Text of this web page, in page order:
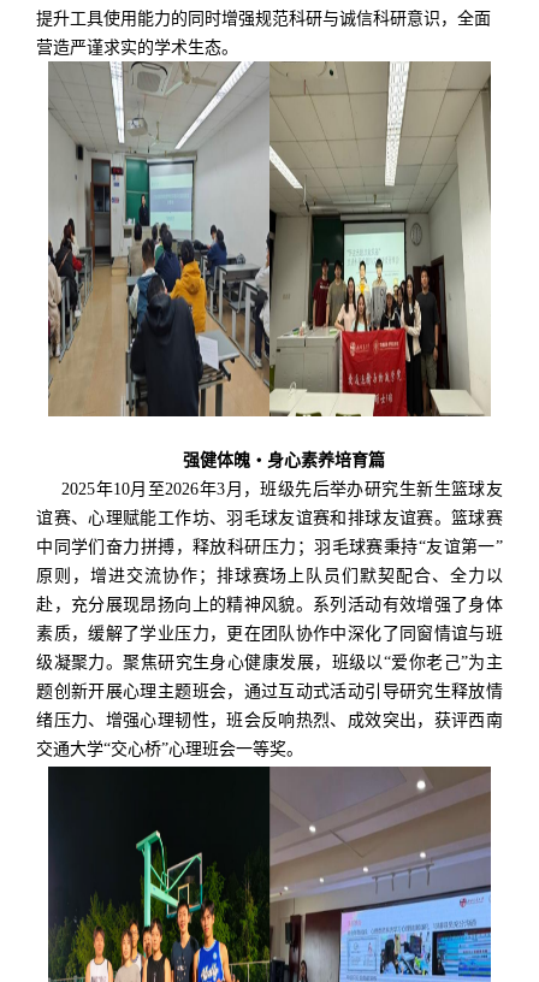
提升工具使用能力的同时增强规范科研与诚信科研意识，全面
营造严谨求实的学术生态。
强健体魄・ 身心素养培育篇
2025年10月至2026年3月，班级先后举办研究生新生篮球友
谊赛、心理赋能工作坊、羽毛球友谊赛和排球友谊赛。篮球赛
中同学们奋力拼搏，释放科研压力；羽毛球赛秉持“友谊第一”
原则，增进交流协作；排球赛场上队员们默契配合、全力以
赴，充分展现昂扬向上的精神风貌。系列活动有效增强了身体
素质，缓解了学业压力，更在团队协作中深化了同窗情谊与班
级凝聚力。聚焦研究生身心健康发展，班级以“爱你老己”为主
题创新开展心理主题班会， 通过互动式活动引导研究生释放情
绪压力、增强心理韧性，班会反响热烈、成效突出，获评西南
交通大学“交心桥”心理班会一等奖。